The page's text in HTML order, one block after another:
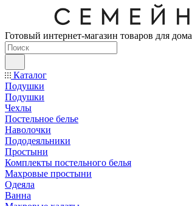
Готовый интернет-магазин товаров для дома
Каталог
Подушки
Подушки
Чехлы
Постельное белье
Наволочки
Пододеяльники
Простыни
Комплекты постельного белья
Махровые простыни
Одеяла
Ванна